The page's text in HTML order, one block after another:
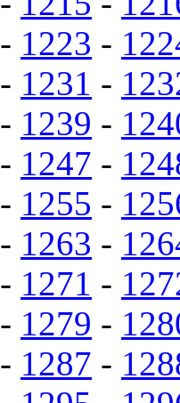
- 1223 -
- 1231 -
- 1239 -
- 1247 -
- 1255 -
- 1263 -
- 1271 -
- 1279 -
- 1287 -